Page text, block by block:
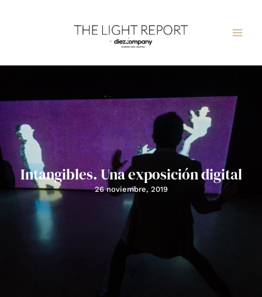
Intangibles. Una exposición digital
26 noviembre, 2019